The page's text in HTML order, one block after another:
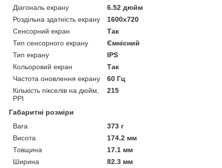
Діагональ екрану
6.52 дюйм
Роздільна здатність екрану
1600x720
Сенсорний екран
Так
Тип сенсорного екрану
Ємнісний
Тип екрану
IPS
Кольоровий екран
Так
Частота оновлення екрану
60 Гц
Кількість пікселів на дюйм,
PPI
215
Габаритні розміри
Вага
373 г
Висота
174.2 мм
Товщина
17.1 мм
Ширина
82.3 мм